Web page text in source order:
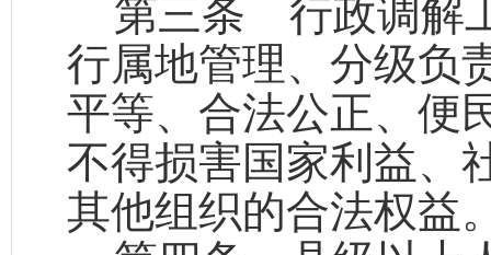
第三条 行政调解
行属地管理、分级负
平等、合法公正、便
不得损害国家利益、
其他组织的合法权益